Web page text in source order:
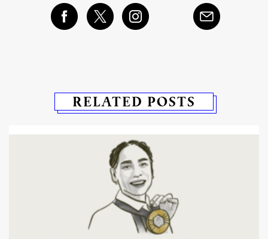
RELATED POSTS